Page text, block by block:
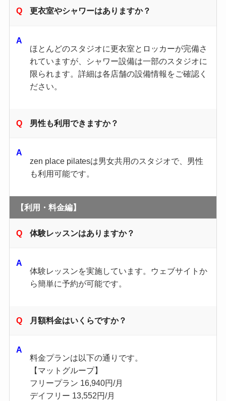
更衣室やシャワーはありますか？
ほとんどのスタジオに更衣室とロッカーが完備さ
れていますが、シャワー設備は一部のスタジオに
限られます。​詳細は各店舗の設備情報をご確認く
ださい。
男性も利用できますか？
zen place pilatesは男女共用のスタジオで、男性
も利用可能です。
【利用・料金編】
体験レッスンはありますか？
体験レッスンを実施しています。​ウェブサイトか
ら簡単に予約が可能です。
月額料金はいくらですか？
料金プランは以下の通りです。
【マットグループ】
フリープラン 16,940円/月
デイフリー 13,552円/月